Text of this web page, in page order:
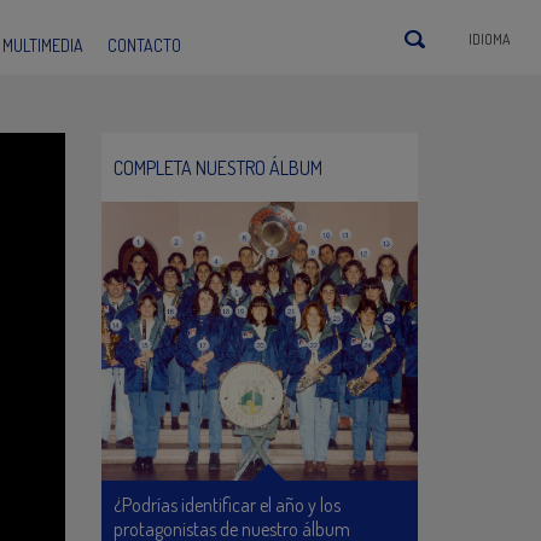
MULTIMEDIA CONTACTO IDIOMA
COMPLETA NUESTRO ÁLBUM
¿Podrías identificar el año y los
protagonistas de nuestro álbum